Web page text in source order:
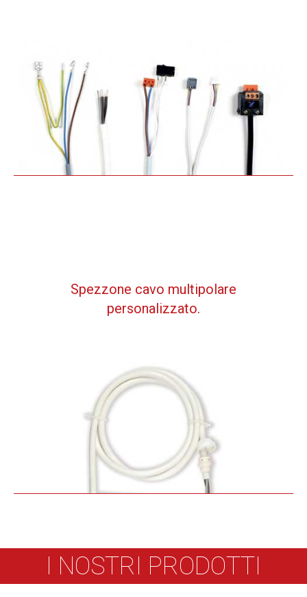
Spezzone cavo multipolare
personalizzato.
I NOSTRI PRODOTTI